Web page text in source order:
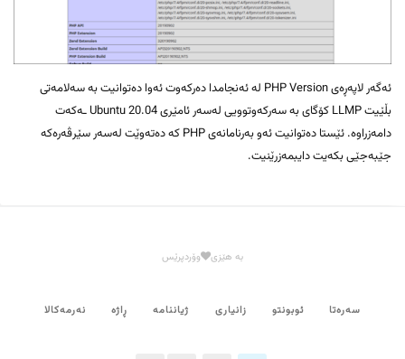
ئەگەر لاپەڕەی PHP Version لە ئەنجامدا دەرکەوت ئەوا دەتوانیت بە سەلامەتی
بڵێیت LLMP کۆگای بە سەرکەوتوویی لەسەر ئامێری Ubuntu 20.04 ـەکەت
دامەزراوە. ئێستا دەتوانیت ئەو بەرنامانەی PHP کە دەتەوێت لەسەر سێرڤەرەکە
جێبەجێی بکەیت دایبمەزرێنیت.
بە هێزی وۆردپرێس
سەرەتا ئوبونتو زانیاری ژیاننامە ڕاژە نەرمەکالا